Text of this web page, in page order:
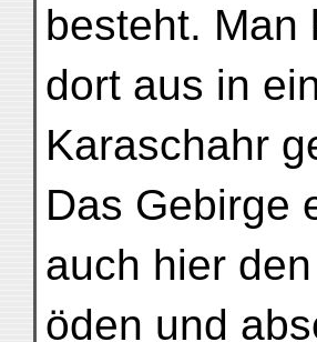
besteht. Man
dort aus in
Karaschahr
Das Gebirge
auch hier den
öden und